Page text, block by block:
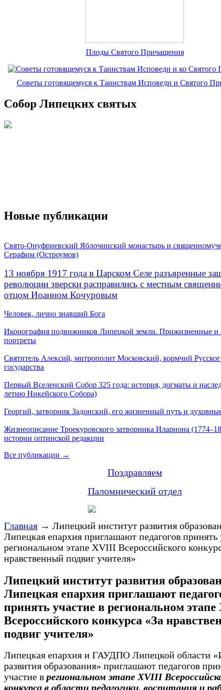
Плоды Святого Причащения
Советы готовящемуся к Таинствам Исповеди и Святого
Собор Липецких святых
Новые публикации
Свято-Онуфриевский Яблочинский монастырь и
Серафим (Остроумов)
13 ноября 1917 года в Царском Селе разъяренные
революции зверски расправились с местным
отцом Иоанном Кочуровым
Человек, лично знавший Бога
Иконография подвижников Липецкой земли. Прижизненные и
портреты
Святитель Алексий, митрополит Московский, кормчий
государства
Первый Вселенский Собор 325 года: история, догматы и
летию Никейского Собора)
Георгий, затворник Задонский, его жизненный путь и
Жизнеописание Троекуровского затворника Илариона
истории оптинской редакции
Все публикации →
Поздравляем
Паломнический отдел
Главная → Липецкий институт развития
Липецкая епархия приглашают педагогов принять
региональном этапе XVIII Всероссийского
нравственный подвиг учителя»
Липецкий институт развития
Липецкая епархия приглашают
принять участие в региональном
Всероссийского конкурса «За
подвиг учителя»
Липецкая епархия и ГАУДПО Липецкой области
развития образования» приглашают педагогов
участие в региональном этапе XVIII